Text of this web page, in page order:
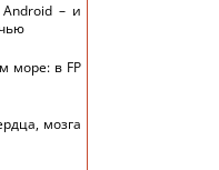
Android – и
море: в FP
мозга